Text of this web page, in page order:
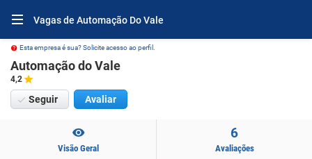
Vagas de Automação Do Vale
Esta empresa é sua? Solicite acesso ao perfil.
Automação do Vale
4,2
Seguir Avaliar
Visão Geral
6
Avaliações